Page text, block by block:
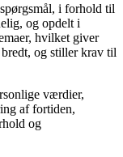
i forhold til
og opdelt i
hvilket giver
og stiller krav til
værdier,
af fortiden,
og